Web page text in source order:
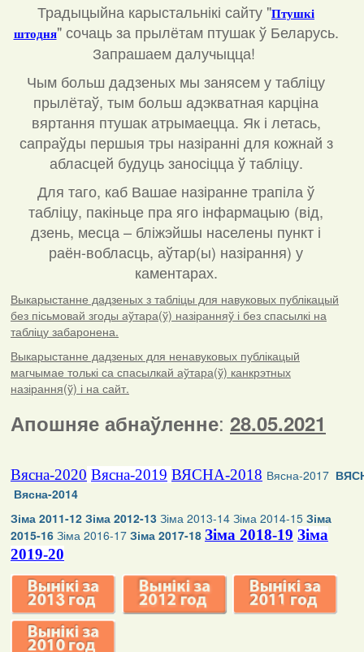
Традыцыйна карыстальнікі сайту "Птушкі
штодня" сочаць за прылётам птушак ў Беларусь.
Запрашаем далучыцца!
Чым больш дадзеных мы занясем у табліцу
прылётаў, тым больш адэкватная карціна
вяртання птушак атрымаецца. Як і летась,
сапраўды першыя тры назіранні для кожнай з
абласцей будуць заносіцца ў табліцу.
Для таго, каб Вашае назіранне трапіла ў
табліцу, пакіньце пра яго інфармацыю (від,
дзень, месца – бліжэйшы населены пункт і
раён-вобласць, аўтар(ы) назірання) у
каментарах.
Выкарыстанне дадзеных з табліцы для навуковых публікацый
без пісьмовай згоды аўтара(ў) назіранняў і без спасылкі на
табліцу забаронена.
Выкарыстанне дадзеных для ненавуковых публікацый
магчымае толькі са спасылкай аўтара(ў) канкрэтных
назірання(ў) і на сайт.
Апошняе абнаўленне: 28.05.2021
Вясна-2020 Вясна-2019 ВЯСНА-2018 Вясна-2017
Вясна-2014
Зіма 2011-12 Зіма 2012-13 Зіма 2013-14 Зіма 2014-15 Зіма
2015-16 Зіма 2016-17 Зіма 2017-18 Зіма 2018-19 Зіма
2019-20